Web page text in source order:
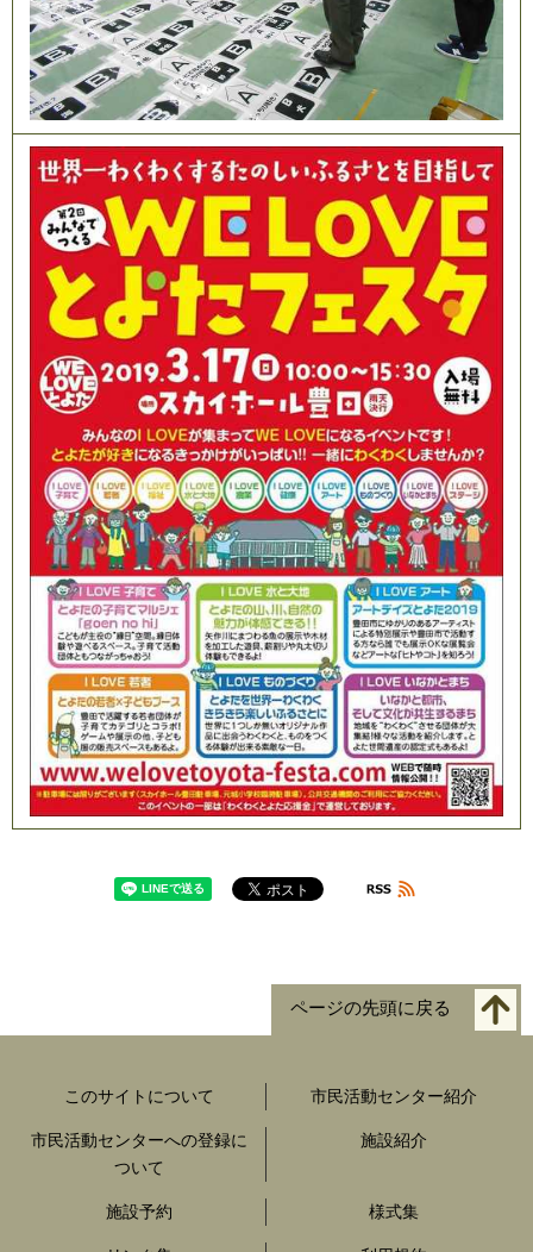
ページの先頭に戻る
このサイトについて 市民活動センター紹介
市民活動センターへの登録に
ついて
施設紹介
施設予約 様式集